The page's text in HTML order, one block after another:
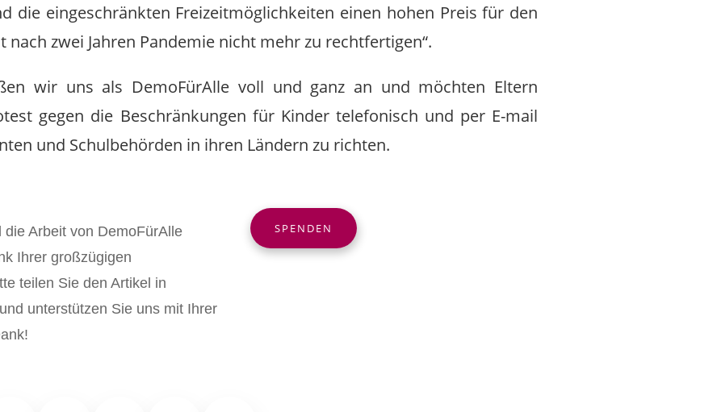
die eingeschränkten Freizeitmöglichkeiten einen hohen Preis für den
nach zwei Jahren Pandemie nicht mehr zu rechtfertigen“.
wir uns als DemoFürAlle voll und ganz an und möchten Eltern
gegen die Beschränkungen für Kinder telefonisch und per E-mail
und Schulbehörden in ihren Ländern zu richten.
die Arbeit von DemoFürAlle
Ihrer großzügigen
teilen Sie den Artikel in
unterstützen Sie uns mit Ihrer
SPENDEN